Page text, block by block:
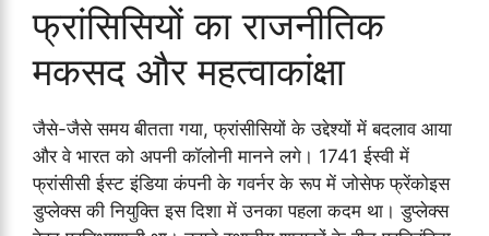
फ्रांसिसियों का राजनीतिक
मकसद और महत्वाकांक्षा
जैसे-जैसे समय बीतता गया, फ्रांसीसियों के उद्देश्यों में बदलाव आया
और वे भारत को अपनी कॉलोनी मानने लगे। 1741 ईस्वी में
फ्रांसीसी ईस्ट इंडिया कंपनी के गवर्नर के रूप में जोसेफ फ्रेंकोइस
डुप्लेक्स की नियुक्ति इस दिशा में उनका पहला कदम था। डुप्लेक्स